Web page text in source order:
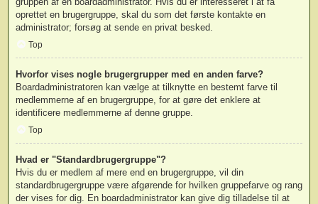
oprettet en brugergruppe, skal du som det første kontakte en
administrator; forsøg at sende en privat besked.
Top
Hvorfor vises nogle brugergrupper med en anden farve?
Boardadministratoren kan vælge at tilknytte en bestemt farve til
medlemmerne af en brugergruppe, for at gøre det enklere at
identificere medlemmerne af denne gruppe.
Top
Hvad er "Standardbrugergruppe"?
Hvis du er medlem af mere end en brugergruppe, vil din
standardbrugergruppe være afgørende for hvilken gruppefarve og rang
der vises for dig. En boardadministrator kan give dig tilladelse til at